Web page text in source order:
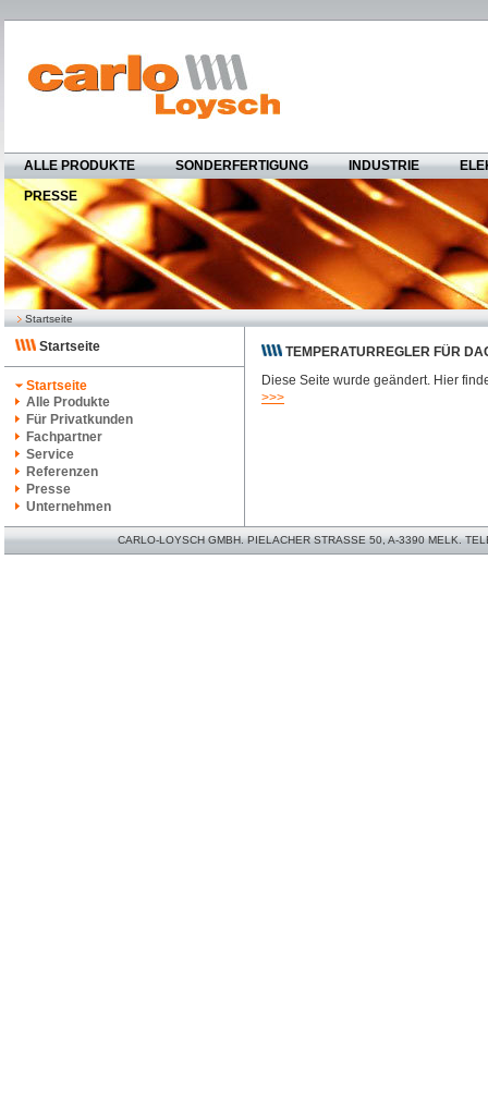
ALLE PRODUKTE SONDERFERTIGUNG INDUSTRIE
PRESSE
Startseite
Startseite
Startseite
Alle Produkte
Für Privatkunden
Fachpartner
Service
Referenzen
Presse
Unternehmen
TEMPERATURREGLER FÜR
Diese Seite wurde geändert. Hier
>>>
CARLO-LOYSCH GMBH. PIELACHER STRASSE 50, A-3390 MELK.